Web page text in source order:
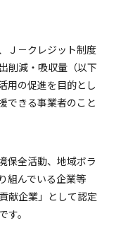
Ｊ－クレジット制度
削減・吸収量（以下
用の促進を目的とし
できる事業者のこと
保全活動、地域ボラ
組んでいる企業等
献企業」として認定
。